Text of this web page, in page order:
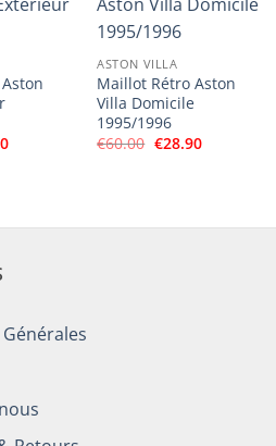
Le
ASTON VILLA
Maillot Rétro Aston
Villa Domicile
1995/1996
€60.00 Le
€28.90Le